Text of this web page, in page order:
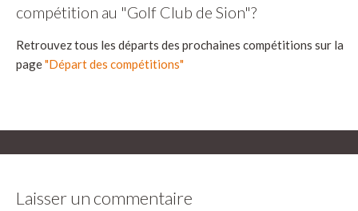
compétition au "Golf Club de Sion"?
Retrouvez tous les départs des prochaines compétitions sur la
page"Départ des compétitions"
Laisser un commentaire